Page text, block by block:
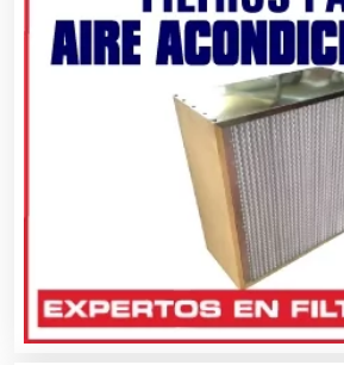
Clínicas de Rehabilitación
Clínicas y Hospitales
Clubes Deportivos
Cocinas Integrales